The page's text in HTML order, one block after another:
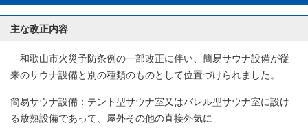
主な改正内容
和歌山市火災予防条例の一部改正に伴い、簡易サウナ設備が従
来のサウナ設備と別の種類のものとして位置づけられました。
簡易サウナ設備：テント型サウナ室又はバレル型サウナ室に設け
る放熱設備であって、屋外その他の直接外気に